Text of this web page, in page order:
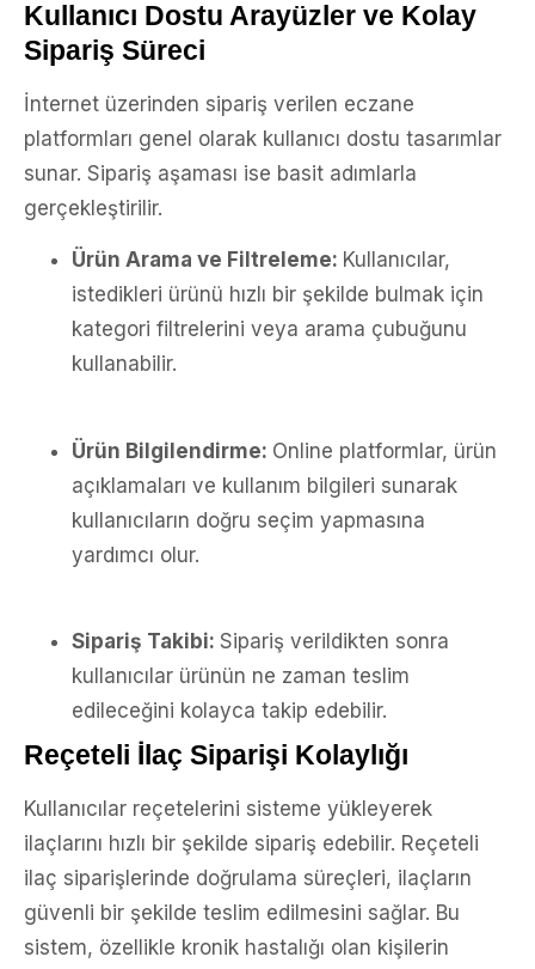
Kullanıcı Dostu Arayüzler ve Kolay
Sipariş Süreci
İnternet üzerinden sipariş verilen eczane
platformları genel olarak kullanıcı dostu tasarımlar
sunar. Sipariş aşaması ise basit adımlarla
gerçekleştirilir.
Ürün Arama ve Filtreleme: Kullanıcılar,
istedikleri ürünü hızlı bir şekilde bulmak için
kategori filtrelerini veya arama çubuğunu
kullanabilir.
Ürün Bilgilendirme: Online platformlar, ürün
açıklamaları ve kullanım bilgileri sunarak
kullanıcıların doğru seçim yapmasına
yardımcı olur.
Sipariş Takibi: Sipariş verildikten sonra
kullanıcılar ürünün ne zaman teslim
edileceğini kolayca takip edebilir.
Reçeteli İlaç Siparişi Kolaylığı
Kullanıcılar reçetelerini sisteme yükleyerek
ilaçlarını hızlı bir şekilde sipariş edebilir. Reçeteli
ilaç siparişlerinde doğrulama süreçleri, ilaçların
güvenli bir şekilde teslim edilmesini sağlar. Bu
sistem, özellikle kronik hastalığı olan kişilerin